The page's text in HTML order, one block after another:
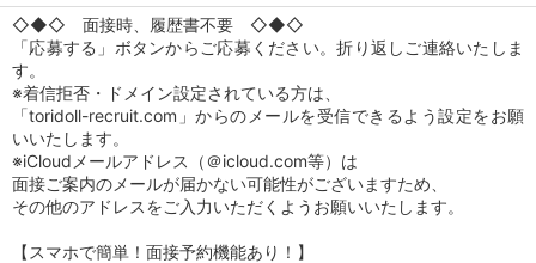
◇◆◇ 面接時、履歴書不要 ◇◆◇
「応募する」ボタンからご応募ください。折り返しご連絡いたしま
す。
※着信拒否・ドメイン設定されている方は、
「toridoll-recruit.com」からのメールを受信できるよう設定をお願
いいたします。
※iCloudメールアドレス（＠icloud.com等）は
面接ご案内のメールが届かない可能性がございますため、
その他のアドレスをご入力いただくようお願いいたします。
【スマホで簡単！面接予約機能あり！】